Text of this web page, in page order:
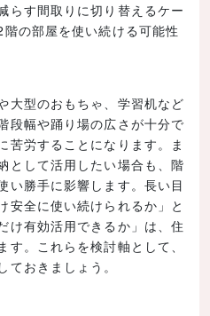
らす間取りに切り替えるケー
の部屋を使い続ける可能性
大型のおもちゃ、学習机など
段幅や踊り場の広さが十分で
苦労することになります。ま
として活用したい場合も、階
い勝手に影響します。長い目
安全に使い続けられるか」と
け有効活用できるか」は、住
す。これらを検討軸として、
おきましょう。